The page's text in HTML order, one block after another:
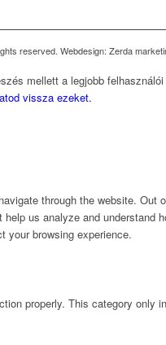
reserved. Webdesign: Zerda
mellett a legjobb
vissza ezeket.
through the website.
us analyze and
your browsing experience.
properly. This category